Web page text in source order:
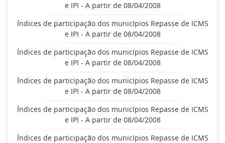
e IPI - A partir de 08/04/2008
Índices de participação dos municípios Repasse de ICMS
e IPI - A partir de 08/04/2008
Índices de participação dos municípios Repasse de ICMS
e IPI - A partir de 08/04/2008
Índices de participação dos municípios Repasse de ICMS
e IPI - A partir de 08/04/2008
Índices de participação dos municípios Repasse de ICMS
e IPI - A partir de 08/04/2008
Índices de participação dos municípios Repasse de ICMS